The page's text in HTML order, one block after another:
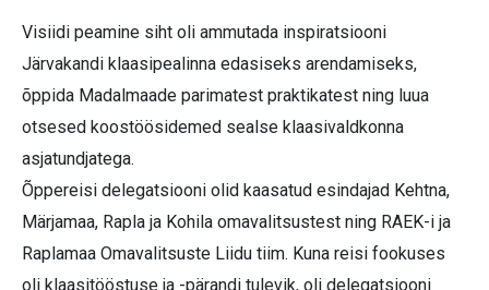
Visiidi peamine siht oli ammutada inspiratsiooni
Järvakandi klaasipealinna edasiseks arendamiseks,
õppida Madalmaade parimatest praktikatest ning luua
otsesed koostöösidemed sealse klaasivaldkonna
asjatundjatega.
Õppereisi delegatsiooni olid kaasatud esindajad Kehtna,
Märjamaa, Rapla ja Kohila omavalitsustest ning RAEK-i ja
Raplamaa Omavalitsuste Liidu tiim. Kuna reisi fookuses
oli klaasitööstuse ja -pärandi tulevik, oli delegatsiooni